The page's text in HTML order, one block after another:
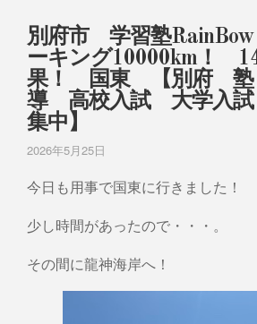
別府市 学習塾
ーキング10000km！
果！ 国東 【別府
導 高校入試 大学入
集中】
2026年5月25日
今日も用事で国東に行きました！
少し時間があったので・・・。
その間に龍神海岸へ！